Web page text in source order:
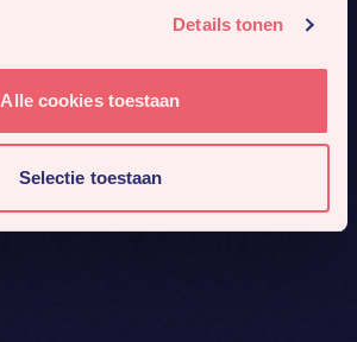
Details tonen
Alle cookies toestaan
Selectie toestaan